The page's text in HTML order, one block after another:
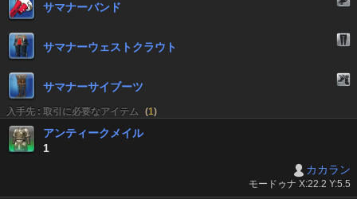
サマナーバンド
サマナーウェストクラウト
サマナーサイブーツ
入手先 : 取引に必要なアイテム (1)
アンティークメイル
1
カカラン
モードゥナ X:22.2 Y:5.5